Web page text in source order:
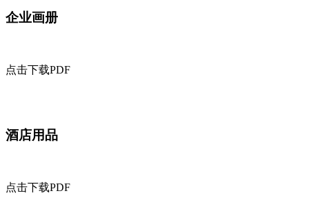
企业画册
点击下载PDF
酒店用品
点击下载PDF